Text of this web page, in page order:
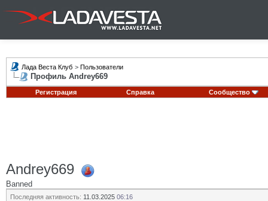
Лада Веста Клуб > Пользователи
Профиль Andrey669
Регистрация Справка Сообщество
Andrey669
Banned
Последняя активность: 11.03.2025 06:16